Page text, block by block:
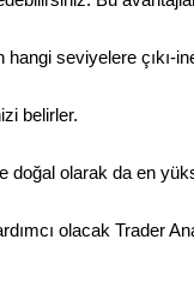
seviyelere çıkı-
belirler.
doğal olarak da en
olacak Trader